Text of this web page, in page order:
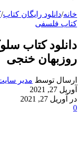
خانه/دانلود رایگان کتاب/
کتاب فلسفی
دانلود کتاب
روزبهان خنجی
ارسال توسط مدیر
آوریل 27, 2021
در آوریل 27, 2021
0